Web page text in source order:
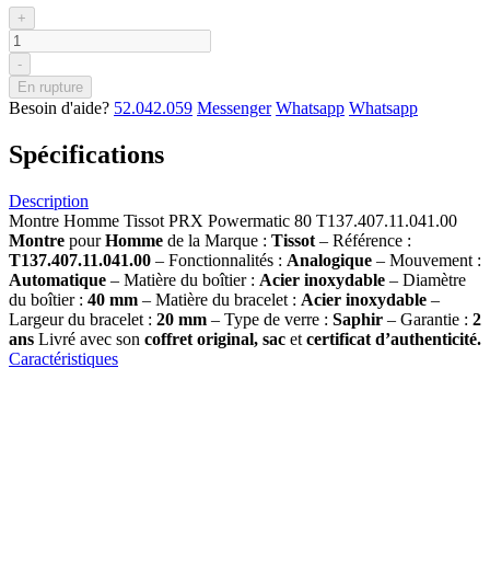
+
-
En rupture
Besoin d'aide? 52.042.059 Messenger Whatsapp Whatsapp
Spécifications
Description
Montre Homme Tissot PRX Powermatic 80 T137.407.11.041.00
Montre pourHomme de la Marque : Tissot – Référence :
T137.407.11.041.00 – Fonctionnalités : Analogique – Mouvement :
Automatique – Matière du boîtier : Acier inoxydable – Diamètre
du boîtier : 40 mm – Matière du bracelet : Acier inoxydable –
Largeur du bracelet : 20 mm – Type de verre : Saphir – Garantie : 2
ans Livré avec son coffret original, sac et certificat d’authenticité.
Caractéristiques